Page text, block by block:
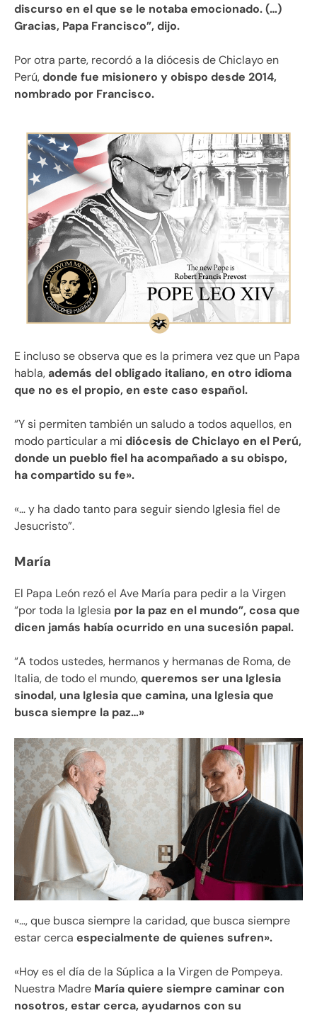
discurso en el que se le notaba emocionado. (…)
Gracias, Papa Francisco”, dijo.
Por otra parte, recordó a la diócesis de Chiclayo en
Perú,donde fue misionero y obispo desde 2014,
nombrado por Francisco.
E incluso se observa que es la primera vez que un Papa
habla,además del obligado italiano, en otro idioma
que no es el propio, en este caso español.
“Y si permiten también un saludo a todos aquellos, en
modo particular a mi diócesis de Chiclayo en el Perú,
donde un pueblo fiel ha acompañado a su obispo,
ha compartido su fe».
«… y ha dado tanto para seguir siendo Iglesia fiel de
Jesucristo”.
María
El Papa León rezó el Ave María para pedir a la Virgen
“por toda la Iglesia por la paz en el mundo”, cosa que
dicen jamás había ocurrido en una sucesión papal.
“A todos ustedes, hermanos y hermanas de Roma, de
Italia, de todo el mundo,queremos ser una Iglesia
sinodal, una Iglesia que camina, una Iglesia que
busca siempre la paz…»
«…, que busca siempre la caridad, que busca siempre
estar cerca especialmente de quienes sufren».
«Hoy es el día de la Súplica a la Virgen de Pompeya.
Nuestra Madre María quiere siempre caminar con
nosotros, estar cerca, ayudarnos con su